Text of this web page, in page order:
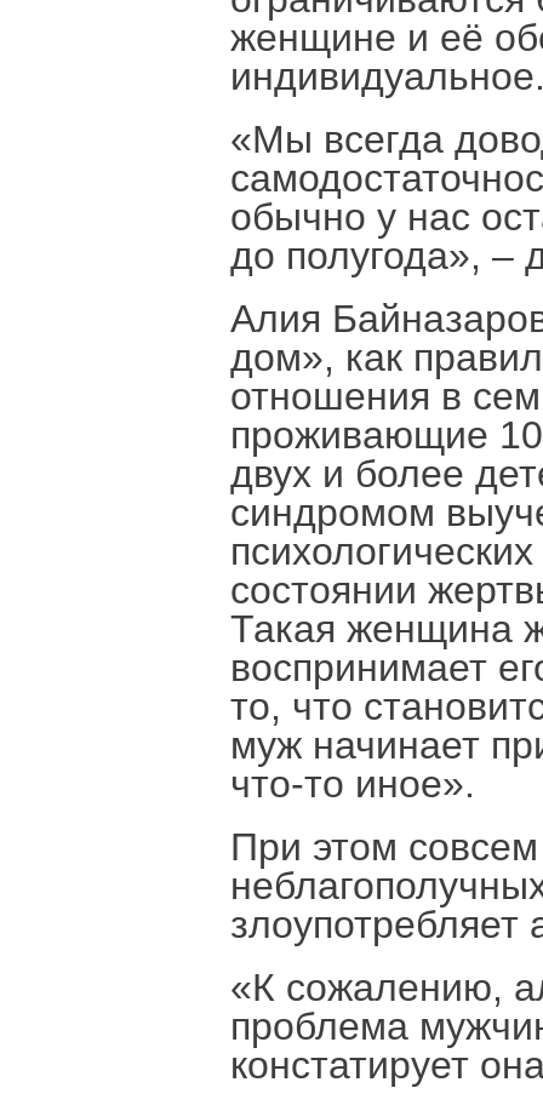
женщине и её
«Мы всегда
обычно у нас
до полугода», –
Алия
дом», как
отношения в
проживающие
двух и более
синдромом
состоянии
Такая женщина
воспринимает
то, что
муж начинает
что-то иное».
При этом совсем
злоупотребляет
«К сожалению,
проблема
констатирует